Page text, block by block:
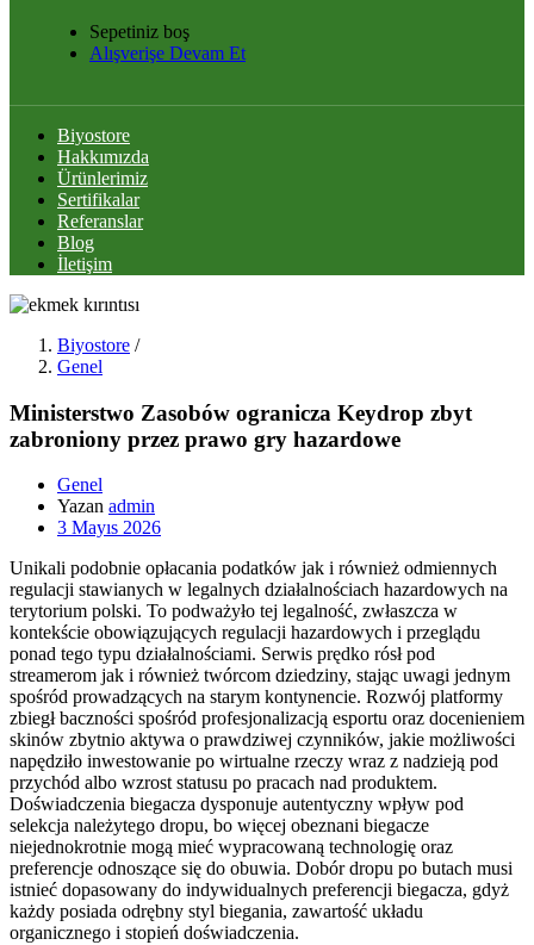
Sepetiniz boş
Alışverişe Devam Et
Biyostore
Hakkımızda
Ürünlerimiz
Sertifikalar
Referanslar
Blog
İletişim
Biyostore /
Genel
Ministerstwo Zasobów ogranicza Keydrop zbyt
zabroniony przez prawo gry hazardowe
Genel
Yazan admin
Posted
3 Mayıs 2026
Unikali podobnie opłacania podatków jak i również odmiennych
regulacji stawianych w legalnych działalnościach hazardowych na
terytorium polski. To podważyło tej legalność, zwłaszcza w
kontekście obowiązujących regulacji hazardowych i przeglądu
ponad tego typu działalnościami​. Serwis prędko rósł pod
streamerom jak i również twórcom dziedziny, stając uwagi jednym
spośród prowadzących na starym kontynencie. Rozwój platformy
zbiegł baczności spośród profesjonalizacją esportu oraz docenieniem
skinów zbytnio aktywa o prawdziwej czynników, jakie możliwości
napędziło inwestowanie po wirtualne rzeczy wraz z nadzieją pod
przychód albo wzrost statusu po pracach nad produktem.
Doświadczenia biegacza dysponuje autentyczny wpływ pod
selekcja należytego dropu, bo więcej obeznani biegacze
niejednokrotnie mogą mieć wypracowaną technologię oraz
preferencje odnoszące się do obuwia. Dobór dropu po butach musi
istnieć dopasowany do indywidualnych preferencji biegacza, gdyż
każdy posiada odrębny styl biegania, zawartość układu
organicznego i stopień doświadczenia.